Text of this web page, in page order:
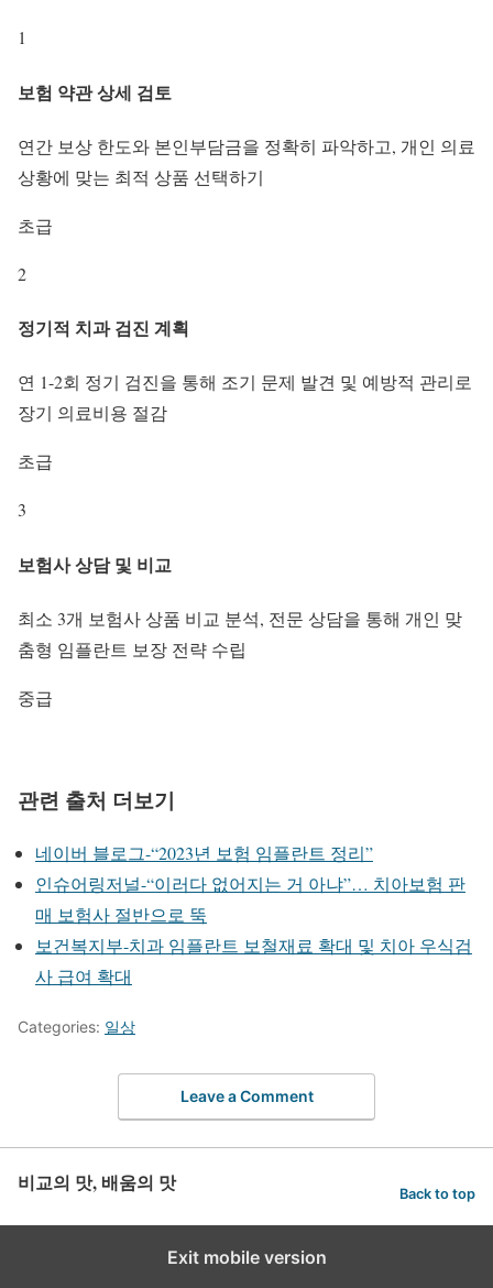
1
보험 약관 상세 검토
연간 보상 한도와 본인부담금을 정확히 파악하고, 개인 의료
상황에 맞는 최적 상품 선택하기
초급
2
정기적 치과 검진 계획
연 1-2회 정기 검진을 통해 조기 문제 발견 및 예방적 관리로
장기 의료비용 절감
초급
3
보험사 상담 및 비교
최소 3개 보험사 상품 비교 분석, 전문 상담을 통해 개인 맞
춤형 임플란트 보장 전략 수립
중급
관련 출처 더보기
네이버 블로그-“2023년 보험 임플란트 정리”
인슈어링저널-“이러다 없어지는 거 아냐”… 치아보험 판
매 보험사 절반으로 뚝
보건복지부-치과 임플란트 보철재료 확대 및 치아 우식검
사 급여 확대
Categories: 일상
Leave a Comment
비교의 맛, 배움의 맛 Back to top
Exit mobile version